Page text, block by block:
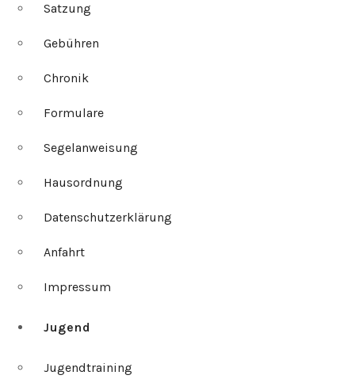
Satzung
Gebühren
Chronik
Formulare
Segelanweisung
Hausordnung
Datenschutzerklärung
Anfahrt
Impressum
Jugend
Jugendtraining